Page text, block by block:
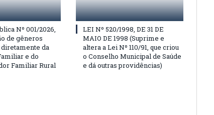
Nº 001/2026,
de gêneros
da
e do
Familiar Rural
LEI Nº 520/1998, DE 31 DE
MAIO DE 1998 (Suprime e
altera a Lei Nº 110/91, que criou
o Conselho Municipal de Saúde
e dá outras providências)